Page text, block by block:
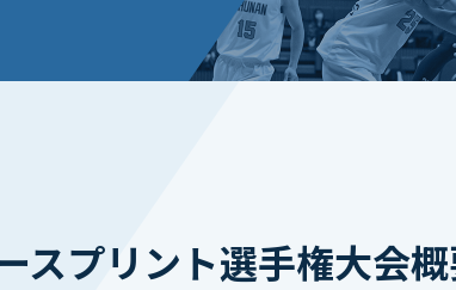
スプリント選手権大会